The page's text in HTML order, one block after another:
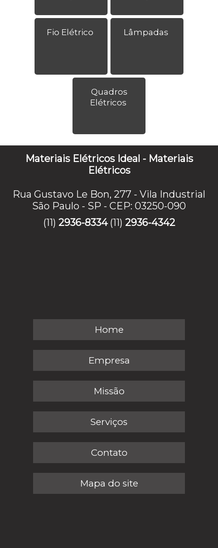
Fio Elétrico Lâmpadas
Quadros
Elétricos
Materiais Elétricos Ideal - Materiais
Elétricos
Rua Gustavo Le Bon, 277 - Vila Industrial
São Paulo - SP - CEP: 03250-090
(11) 2936-8334 (11) 2936-4342
Home
Empresa
Missão
Serviços
Contato
Mapa do site